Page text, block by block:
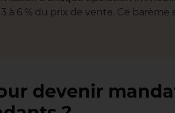
à 6 % du prix de vente. Ce
devenir